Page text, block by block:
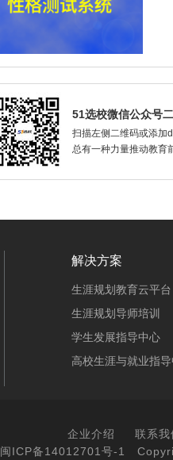
51选校微信公众号
扫描左侧二维码或添加
总有一种力量推动教育
解决方案
生涯规划教育云平台
生涯规划导师培训
学生发展指导中心
高校生涯与就业指
企业介绍
联系我
闽ICP备14012701号-1